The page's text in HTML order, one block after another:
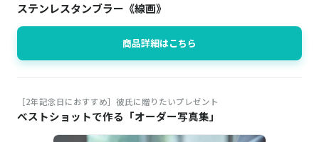
ステンレスタンブラー《線画》
商品詳細はこちら
［2年記念日におすすめ］彼氏に贈りたいプレゼント
ベストショットで作る「オーダー写真集」